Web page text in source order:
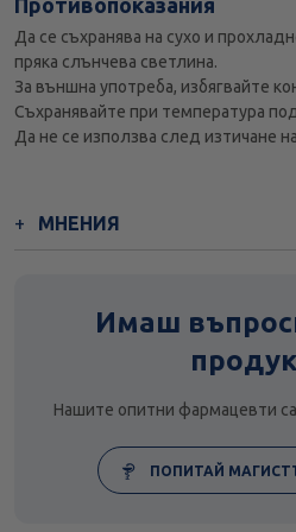
Противопоказания
Да се съхранява на сухо и
пряка слънчева светлина.
За външна употреба, избягвайте
Съхранявайте при температура
Да не се използва след изтичане
МНЕНИЯ
Имаш
Нашите опитни фармацевти
ПОПИТАЙ